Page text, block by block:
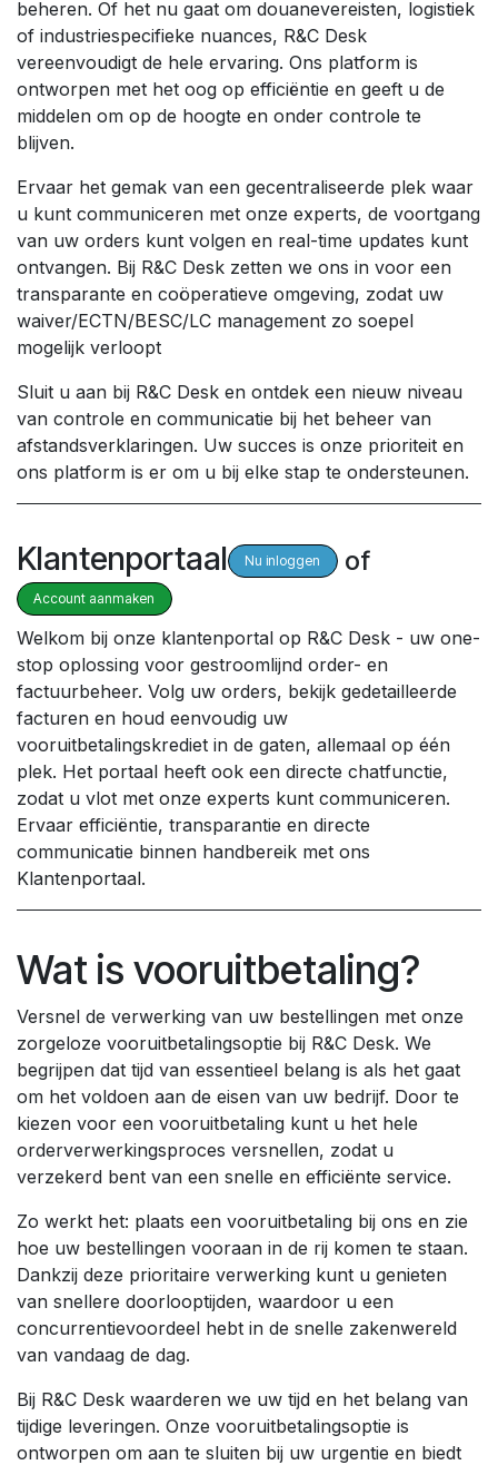
beheren. Of het nu gaat om douanevereisten, logistiek
of industriespecifieke nuances, R&C Desk
vereenvoudigt de hele ervaring. Ons platform is
ontworpen met het oog op efficiëntie en geeft u de
middelen om op de hoogte en onder controle te
blijven.
Ervaar het gemak van een gecentraliseerde plek waar
u kunt communiceren met onze experts, de voortgang
van uw orders kunt volgen en real-time updates kunt
ontvangen. Bij R&C Desk zetten we ons in voor een
transparante en coöperatieve omgeving, zodat uw
waiver/ECTN/BESC/LC management zo soepel
mogelijk verloopt
Sluit u aan bij R&C Desk en ontdek een nieuw niveau
van controle en communicatie bij het beheer van
afstandsverklaringen. Uw succes is onze prioriteit en
ons platform is er om u bij elke stap te ondersteunen.
Klantenportaal Nu inloggen of
Account aanmaken
Welkom bij onze klantenportal op R&C Desk - uw one-
stop oplossing voor gestroomlijnd order- en
factuurbeheer. Volg uw orders, bekijk gedetailleerde
facturen en houd eenvoudig uw
vooruitbetalingskrediet in de gaten, allemaal op één
plek. Het portaal heeft ook een directe chatfunctie,
zodat u vlot met onze experts kunt communiceren.
Ervaar efficiëntie, transparantie en directe
communicatie binnen handbereik met ons
Klantenportaal.
Wat is vooruitbetaling?
Versnel de verwerking van uw bestellingen met onze
zorgeloze vooruitbetalingsoptie bij R&C Desk. We
begrijpen dat tijd van essentieel belang is als het gaat
om het voldoen aan de eisen van uw bedrijf. Door te
kiezen voor een vooruitbetaling kunt u het hele
orderverwerkingsproces versnellen, zodat u
verzekerd bent van een snelle en efficiënte service.
Zo werkt het: plaats een vooruitbetaling bij ons en zie
hoe uw bestellingen vooraan in de rij komen te staan.
Dankzij deze prioritaire verwerking kunt u genieten
van snellere doorlooptijden, waardoor u een
concurrentievoordeel hebt in de snelle zakenwereld
van vandaag de dag.
Bij R&C Desk waarderen we uw tijd en het belang van
tijdige leveringen. Onze vooruitbetalingsoptie is
ontworpen om aan te sluiten bij uw urgentie en biedt